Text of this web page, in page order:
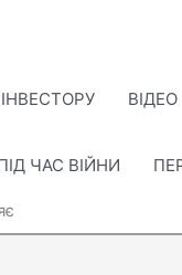
ІНВЕСТОРУ ВІДЕО
ЧАС ВІЙНИ